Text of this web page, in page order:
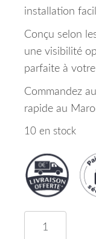
installation
Conçu selon
une visibilité
parfaite à
Commandez
rapide au
10 en stock